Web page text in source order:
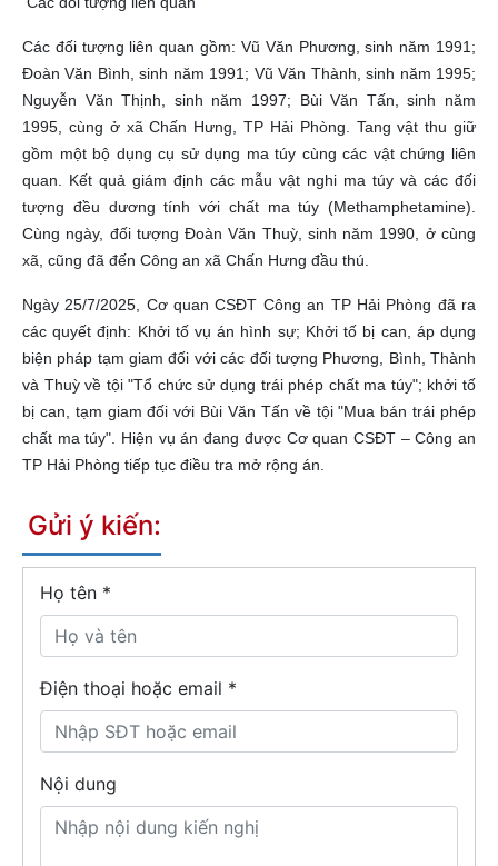
Các đối tượng liên quan gồm: Vũ Văn Phương, sinh năm 1991;
Đoàn Văn Bình, sinh năm 1991; Vũ Văn Thành, sinh năm 1995;
Nguyễn Văn Thịnh, sinh năm 1997; Bùi Văn Tấn, sinh năm
1995, cùng ở xã Chấn Hưng, TP Hải Phòng. Tang vật thu giữ
gồm một bộ dụng cụ sử dụng ma túy cùng các vật chứng liên
quan. Kết quả giám định các mẫu vật nghi ma túy và các đối
tượng đều dương tính với chất ma túy (Methamphetamine).
Cùng ngày, đối tượng Đoàn Văn Thuỳ, sinh năm 1990, ở cùng
xã, cũng đã đến Công an xã Chấn Hưng đầu thú.
Ngày 25/7/2025, Cơ quan CSĐT Công an TP Hải Phòng đã ra
các quyết định: Khởi tố vụ án hình sự; Khởi tố bị can, áp dụng
biện pháp tạm giam đối với các đối tượng Phương, Bình, Thành
và Thuỳ về tội "Tổ chức sử dụng trái phép chất ma túy"; khởi tố
bị can, tạm giam đối với Bùi Văn Tấn về tội "Mua bán trái phép
chất ma túy". Hiện vụ án đang được Cơ quan CSĐT – Công an
TP Hải Phòng tiếp tục điều tra mở rộng án.
Gửi ý kiến:
Họ tên *
Điện thoại hoặc email *
Nội dung